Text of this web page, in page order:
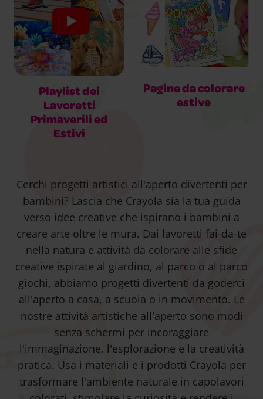
Playlist dei
Lavoretti
Primaverili ed
Estivi
Pagine da colorare
estive
Cerchi progetti artistici all'aperto divertenti per
bambini? Lascia che Crayola sia la tua guida
verso idee creative che ispirano i bambini a
creare arte oltre le mura. Dai lavoretti fai-da-te
nella natura e attività da colorare alle sfide
creative ispirate al giardino, al parco o al parco
giochi, abbiamo progetti divertenti da goderci
all'aperto a casa, a scuola o in movimento. Le
nostre attività artistiche all'aperto sono modi
senza schermi per incoraggiare
l'immaginazione, l'esplorazione e la creatività
pratica. Usa i materiali e i prodotti Crayola per
trasformare l'ambiente naturale in capolavori